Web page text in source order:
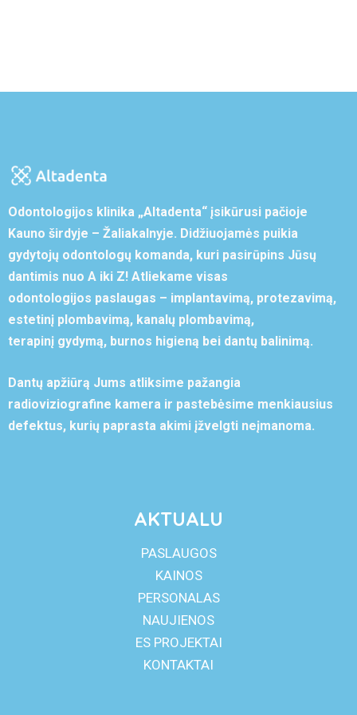
Odontologijos klinika „Altadenta“ įsikūrusi pačioje
Kauno širdyje – Žaliakalnyje. Didžiuojamės puikia
gydytojų odontologų komanda, kuri pasirūpins Jūsų
dantimis nuo A iki Z! Atliekame visas
odontologijos paslaugas – implantavimą, protezavimą,
estetinį plombavimą, kanalų plombavimą,
terapinį gydymą, burnos higieną bei dantų balinimą.
Dantų apžiūrą Jums atliksime pažangia
radioviziografine kamera ir pastebėsime menkiausius
defektus, kurių paprasta akimi įžvelgti neįmanoma.
AKTUALU
PASLAUGOS
KAINOS
PERSONALAS
NAUJIENOS
ES PROJEKTAI
KONTAKTAI